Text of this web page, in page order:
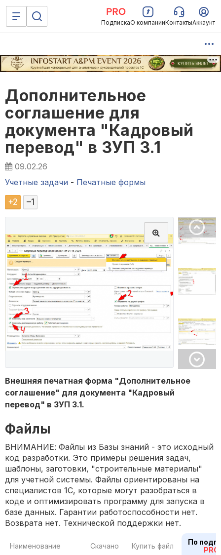
ПодпискаО компанииКонтактыАккаунт
Дополнительное
соглашение для
документа "Кадровый
перевод" в ЗУП 3.1
09.02.26
Учетные задачи - Печатные формы
+2 –1
Внешняя печатная форма "Дополнительное
соглашение" для документа "Кадровый
перевод" в ЗУП 3.1.
Файлы
ВНИМАНИЕ: Файлы из Базы знаний - это исходный
код разработки. Это примеры решения задач,
шаблоны, заготовки, "строительные материалы"
для учетной системы. Файлы ориентированы на
специалистов 1С, которые могут разобраться в
коде и оптимизировать программу для запуска в
базе данных. Гарантии работоспособности нет.
Возврата нет. Технической поддержки нет.
Наименование Скачано Купить файл
По
PRO